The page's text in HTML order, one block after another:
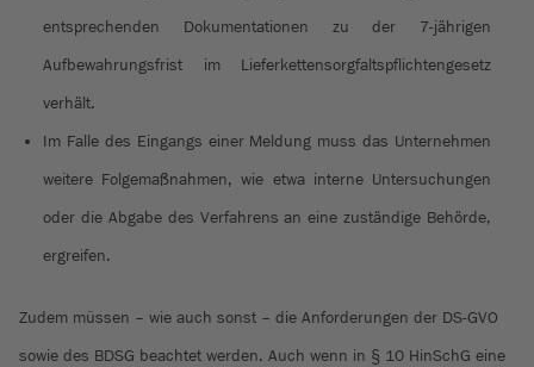
entsprechenden Dokumentationen zu der 7-jährigen
Aufbewahrungsfrist im Lieferkettensorgfaltspflichtengesetz
verhält.
Im Falle des Eingangs einer Meldung muss das Unternehmen
weitere Folgemaßnahmen, wie etwa interne Untersuchungen
oder die Abgabe des Verfahrens an eine zuständige Behörde,
ergreifen.
Zudem müssen – wie auch sonst – die Anforderungen der DS-GVO
sowie des BDSG beachtet werden. Auch wenn in § 10 HinSchG eine